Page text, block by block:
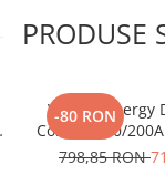
PRODUSE
-80 RON
Victron Energy
Control 200/200A
798,85 RON